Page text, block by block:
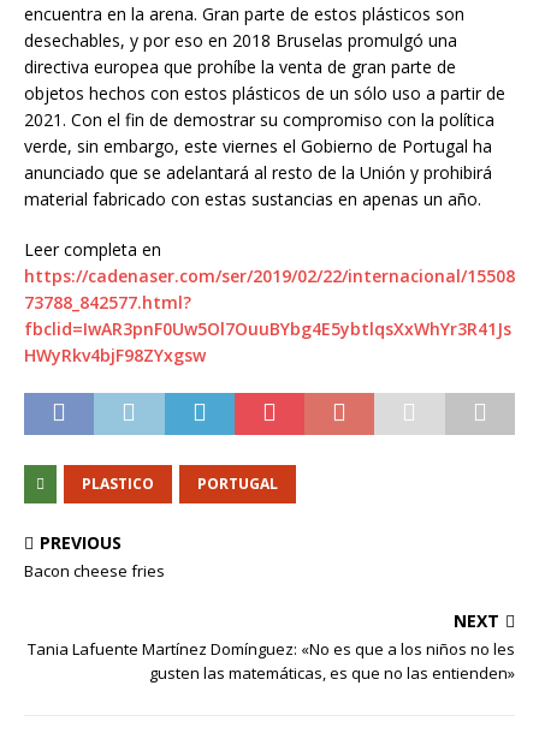
encuentra en la arena. Gran parte de estos plásticos son
desechables, y por eso en 2018 Bruselas promulgó una
directiva europea que prohíbe la venta de gran parte de
objetos hechos con estos plásticos de un sólo uso a partir de
2021. Con el fin de demostrar su compromiso con la política
verde, sin embargo, este viernes el Gobierno de Portugal ha
anunciado que se adelantará al resto de la Unión y prohibirá
material fabricado con estas sustancias en apenas un año.
Leer completa en
https://cadenaser.com/ser/2019/02/22/internacional/15508
73788_842577.html?
fbclid=IwAR3pnF0Uw5Ol7OuuBYbg4E5ybtlqsXxWhYr3R41Js
HWyRkv4bjF98ZYxgsw
PLASTICO PORTUGAL
PREVIOUS
Bacon cheese fries
NEXT
Tania Lafuente Martínez Domínguez: «No es que a los niños no les
gusten las matemáticas, es que no las entienden»